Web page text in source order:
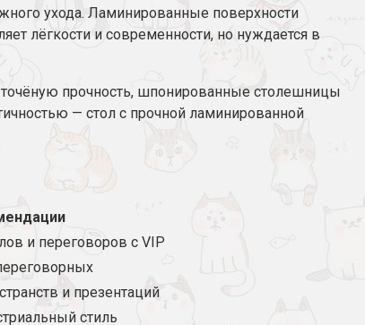
ухода. Ламинированные поверхности
лёгкости и современности, но нуждается в
прочность, шпонированные столешницы
— стол с прочной ламинированной
и переговоров с VIP
и презентаций
стиль